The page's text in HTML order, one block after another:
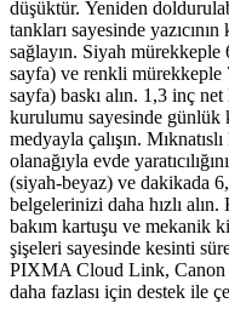
düşüktür. Yeniden
tankları sayesinde
sağlayın. Siyah
sayfa) ve renkli
sayfa) baskı alın. 1,3 inç
kurulumu sayesinde günlük
medyayla çalışın.
olanağıyla evde
(siyah-beyaz) ve dakikada
belgelerinizi daha hızlı
bakım kartuşu ve mekanik
şişeleri sayesinde kesinti
PIXMA Cloud Link, Canon
daha fazlası için destek ile